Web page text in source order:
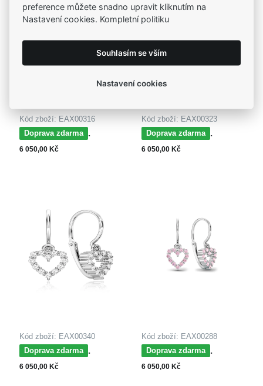
Kód zboží: EAX00316
Doprava zdarma
MOISS dětské
náušnice z bílého zlata
6 050,00 Kč
Kód zboží: EAX00323
Doprava zdarma
MOISS dětské
náušnice z bílého zlata
6 050,00 Kč
Kód zboží: EAX00340
Doprava zdarma
MOISS dětské
náušnice z bílého zlata
6 050,00 Kč
Kód zboží: EAX00288
Doprava zdarma
MOISS dětské
náušnice z bílého zlata
6 050,00 Kč
preference můžete snadno upravit kliknutím na
Nastavení cookies. Kompletní politiku
Souhlasím se vším
Nastavení cookies